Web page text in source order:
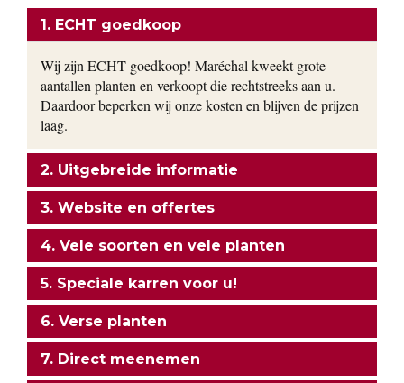
1. ECHT goedkoop
Wij zijn ECHT goedkoop! Maréchal kweekt grote
aantallen planten en verkoopt die rechtstreeks aan u.
Daardoor beperken wij onze kosten en blijven de prijzen
laag.
2. Uitgebreide informatie
3. Website en offertes
4. Vele soorten en vele planten
5. Speciale karren voor u!
6. Verse planten
7. Direct meenemen